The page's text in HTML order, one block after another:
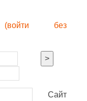
(войти без
>
Сайт